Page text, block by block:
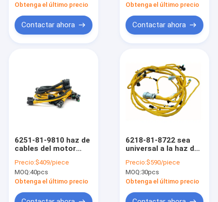
Obtenga el último precio
Contactar ahora
Obtenga el último precio
Contactar ahora
6251-81-9810 haz de
cables del motor
PC400-8 PC450-8
Precio:$409/piece
MOQ:40pcs
Obtenga el último precio
6218-81-8722 sea
universal a la haz de
la niveladora de la PC
D155
Precio:$590/piece
MOQ:30pcs
Obtenga el último precio